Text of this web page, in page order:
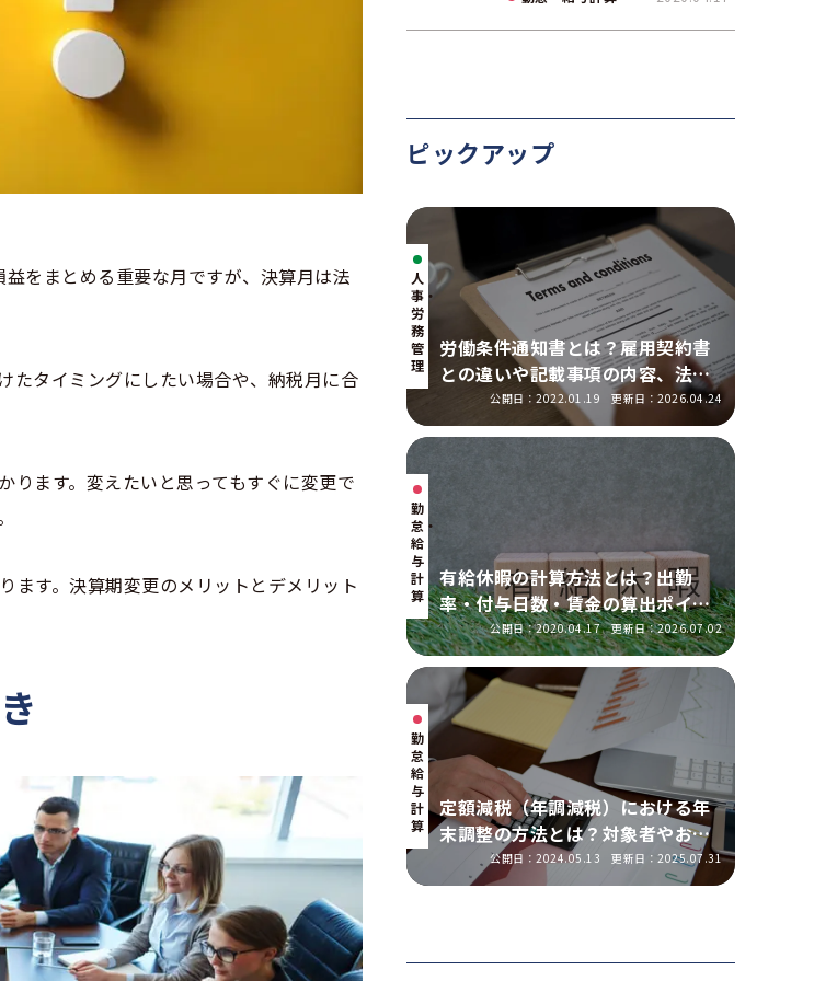
をまとめる重要な月ですが、決算月は法
たタイミングにしたい場合や、納税月に合
ります。変えたいと思ってもすぐに変更で
ます。決算期変更のメリットとデメリット
ピックアップ
人
事・
労
務
管
理
労働条件通知書とは？雇用契約書
との違いや記載事項の内容、法改
正の明示ルールを解説
公開日：2022.01.19 更新日：2026.04.24
勤
怠・
給
与
計
算
有給休暇の計算方法とは？出勤
率・付与日数・賃金の算出ポイン
トを実務に即して解説
公開日：2020.04.17 更新日：2026.07.02
勤
怠・
給
与
計
算
定額減税（年調減税）における年
末調整の方法とは？対象者やおこ
なう手順を解説
公開日：2024.05.13 更新日：2025.07.31